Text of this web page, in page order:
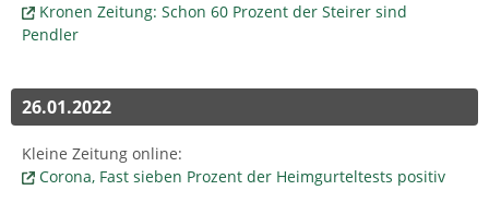
Kronen Zeitung: Schon 60 Prozent der Steirer sind
Pendler
26.01.2022
Kleine Zeitung online:
Corona, Fast sieben Prozent der Heimgurteltests positiv